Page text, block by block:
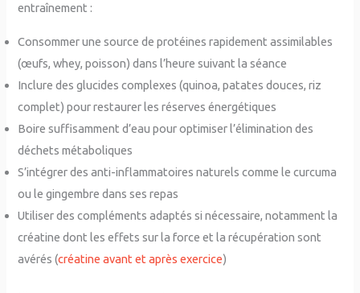
entraînement :
Consommer une source de protéines rapidement assimilables
(œufs, whey, poisson) dans l’heure suivant la séance
Inclure des glucides complexes (quinoa, patates douces, riz
complet) pour restaurer les réserves énergétiques
Boire suffisamment d’eau pour optimiser l’élimination des
déchets métaboliques
S’intégrer des anti-inflammatoires naturels comme le curcuma
ou le gingembre dans ses repas
Utiliser des compléments adaptés si nécessaire, notamment la
créatine dont les effets sur la force et la récupération sont
avérés (créatine avant et après exercice)